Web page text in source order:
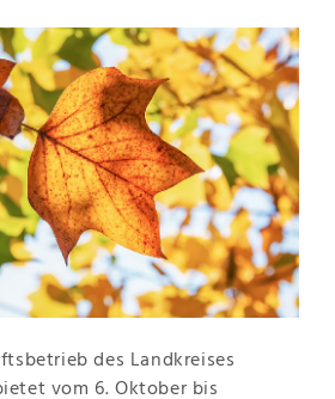
des Landkreises
vom 6. Oktober bis